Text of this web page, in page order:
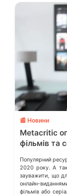
📰 Новини
Metacritic
фільмів та
Популярний
2020 року. А
зауважити, що
онлайн-
фільмів або